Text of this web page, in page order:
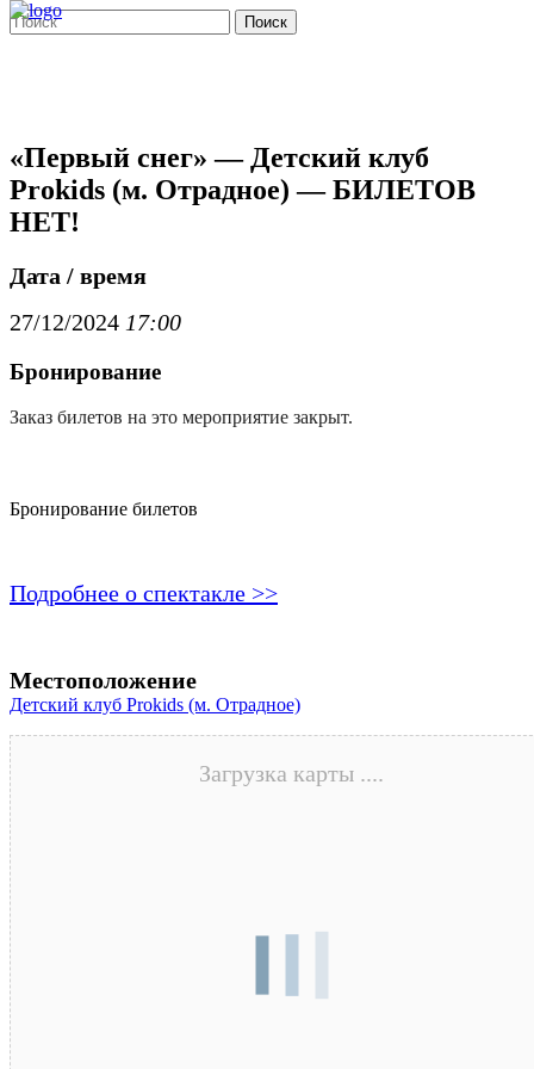
Поиск
«Первый снег» — Детский клуб
Prokids (м. Отрадное) — БИЛЕТОВ
НЕТ!
Дата / время
27/12/2024 17:00
Бронирование
Заказ билетов на это мероприятие закрыт.
Бронирование билетов
Подробнее о спектакле >>
Местоположение
Детский клуб Prokids (м. Отрадное)
Загрузка карты ....